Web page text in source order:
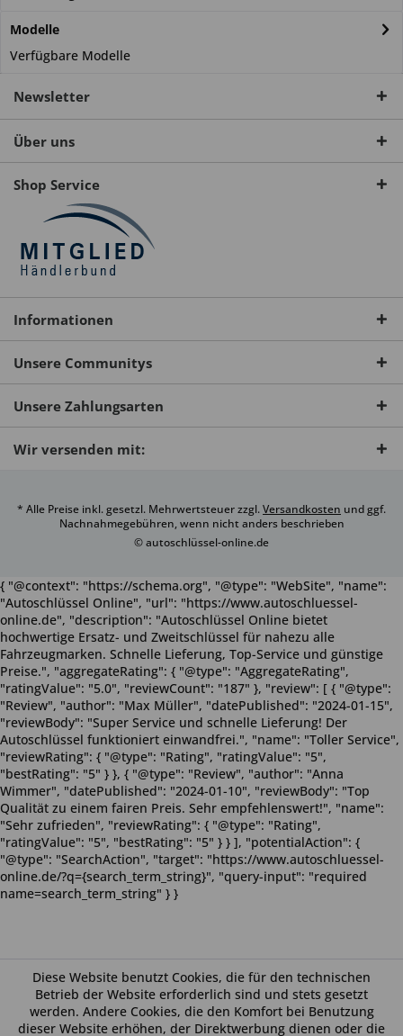
Modelle
Verfügbare Modelle
Newsletter
Über uns
Shop Service
Informationen
Unsere Communitys
Unsere Zahlungsarten
Wir versenden mit:
* Alle Preise inkl. gesetzl. Mehrwertsteuer zzgl.Versandkosten und ggf.
Nachnahmegebühren, wenn nicht anders beschrieben
© autoschlüssel-online.de
Diese Website benutzt Cookies, die für den technischen
Betrieb der Website erforderlich sind und stets gesetzt
werden. Andere Cookies, die den Komfort bei Benutzung
dieser Website erhöhen, der Direktwerbung dienen oder die
{ "@context": "https://schema.org", "@type": "WebSite", "name":
"Autoschlüssel Online", "url": "https://www.autoschluessel-
online.de", "description": "Autoschlüssel Online bietet
hochwertige Ersatz- und Zweitschlüssel für nahezu alle
Fahrzeugmarken. Schnelle Lieferung, Top-Service und günstige
Preise.", "aggregateRating": { "@type": "AggregateRating",
"ratingValue": "5.0", "reviewCount": "187" }, "review": [ { "@type":
"Review", "author": "Max Müller", "datePublished": "2024-01-15",
"reviewBody": "Super Service und schnelle Lieferung! Der
Autoschlüssel funktioniert einwandfrei.", "name": "Toller Service",
"reviewRating": { "@type": "Rating", "ratingValue": "5",
"bestRating": "5" } }, { "@type": "Review", "author": "Anna
Wimmer", "datePublished": "2024-01-10", "reviewBody": "Top
Qualität zu einem fairen Preis. Sehr empfehlenswert!", "name":
"Sehr zufrieden", "reviewRating": { "@type": "Rating",
"ratingValue": "5", "bestRating": "5" } } ], "potentialAction": {
"@type": "SearchAction", "target": "https://www.autoschluessel-
online.de/?q={search_term_string}", "query-input": "required
name=search_term_string" } }